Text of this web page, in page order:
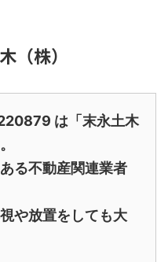
（株）
は「末永土木
る不動産関連業者
や放置をしても大